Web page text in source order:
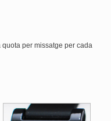
per missatge per cada